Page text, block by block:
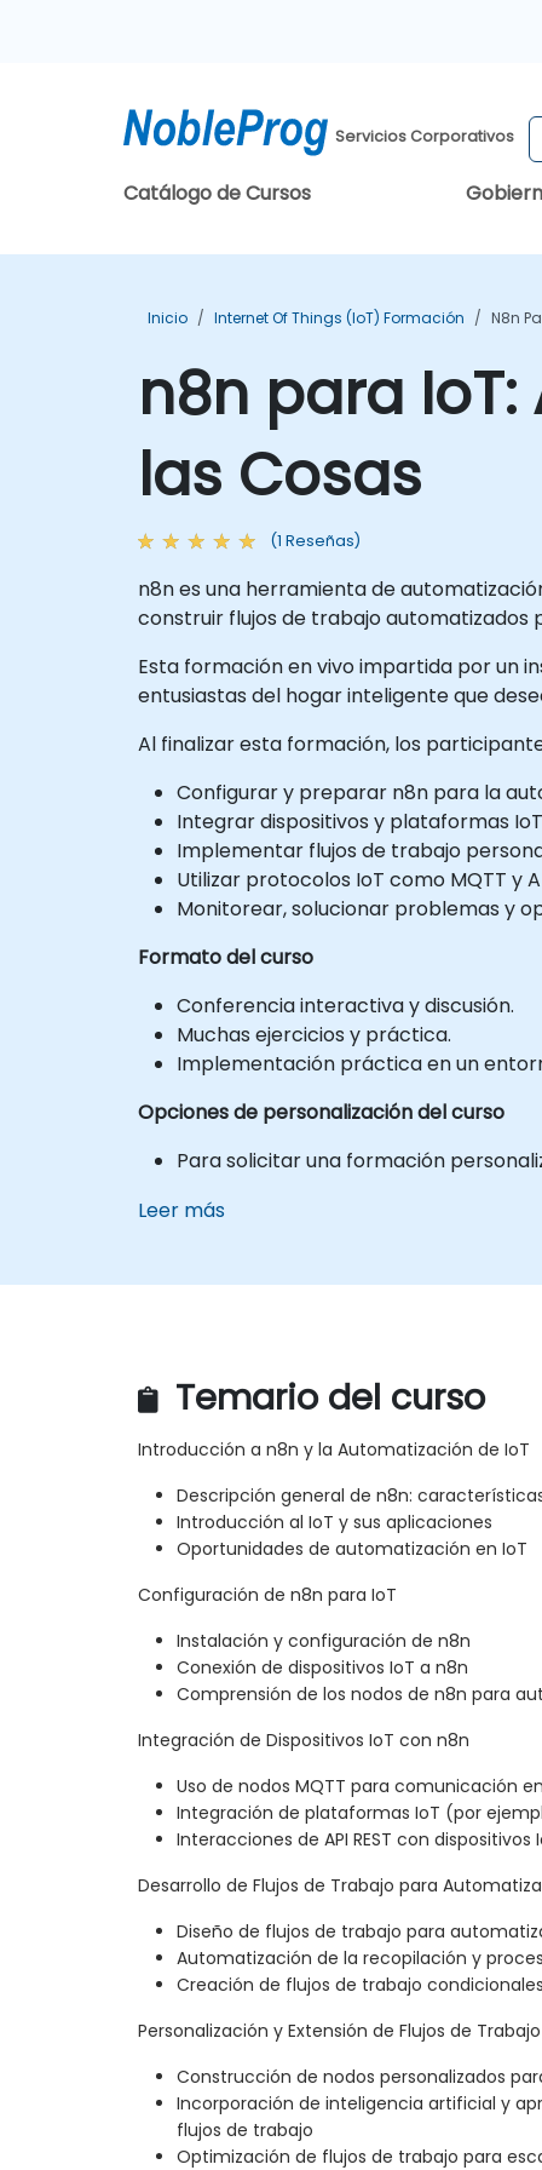
Servicios Corporativos
Catálogo de Cursos
Inicio Internet Of Things (IoT) Formación N8n
n8n para
las Cosas
(1 Reseñas)
n8n es una herramienta de
construir flujos de trabajo automatizados
Esta formación en vivo impartida por un
entusiastas del hogar inteligente que
Al finalizar esta formación, los
Configurar y preparar n8n para la
Integrar dispositivos y plataformas
Implementar flujos de trabajo
Utilizar protocolos IoT como MQTT y
Monitorear, solucionar problemas y
Formato del curso
Conferencia interactiva y discusión.
Muchas ejercicios y práctica.
Implementación práctica en un
Opciones de personalización del curso
Para solicitar una formación
Leer más
Temario del curso
Introducción a n8n y la Automatización de IoT
Descripción general de n8n:
Introducción al IoT y sus aplicaciones
Oportunidades de automatización en IoT
Configuración de n8n para IoT
Instalación y configuración de n8n
Conexión de dispositivos IoT a n8n
Comprensión de los nodos de n8n para
Integración de Dispositivos IoT con n8n
Uso de nodos MQTT para comunicación
Integración de plataformas IoT (por
Interacciones de API REST con dispositivos
Desarrollo de Flujos de Trabajo para
Diseño de flujos de trabajo para
Automatización de la recopilación y
Creación de flujos de trabajo
Personalización y Extensión de Flujos de
Construcción de nodos personalizados
Incorporación de inteligencia artificial y
flujos de trabajo
Optimización de flujos de trabajo para